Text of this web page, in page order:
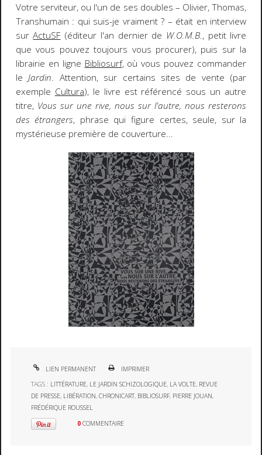
Votre serviteur, ou l'un de ses doubles – Olivier, Thomas,
Transhumain : qui suis-je vraiment ? – était en interview
surActuSF(éditeur l'an dernier de W.O.M.B., petit livre
que vous pouvez toujours vous procurer), puis sur la
librairie en ligne Bibliosurf, où vous pouvez commander
leJardin. Attention, sur certains sites de vente (par
exemple Cultura), le livre est référencé sous un autre
titre, Vous sur une rive, nous sur l'autre, nous resterons
des étrangers, phrase qui figure certes, seule, sur la
mystérieuse première de couverture...
LIEN PERMANENT
IMPRIMER
TAGS : LITTÉRATURE, LE JARDIN SCHIZOLOGIQUE, LA VOLTE, REVUE
DE PRESSE, LIBÉRATION,CHRONICART, BIBLIOSURF, PIERRE JOUAN,
FRÉDÉRIQUE ROUSSEL
0 COMMENTAIRE